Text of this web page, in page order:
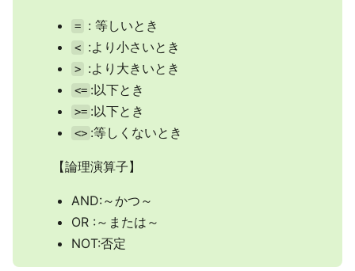
= : 等しいとき
< :より小さいとき
> :より大きいとき
<= :以下とき
>= :以下とき
<> :等しくないとき
【論理演算子】
AND:～かつ～
OR :～または～
NOT:否定